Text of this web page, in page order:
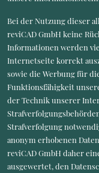
Bei der Nutzung dieser
reviCAD GmbH keine
Informationen werden
Internetseite korrekt
sowie die Werbung für
Funktionsfähigkeit
der Technik unserer
Strafverfolgung
anonym erhobenen
reviCAD GmbH daher
ausgewertet, den